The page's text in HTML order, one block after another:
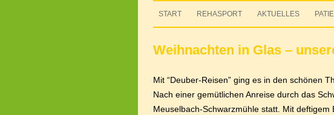
START REHASPORT AKTUELLES
Weihnachten in Glas –
Mit “Deuber-Reisen” ging es in den schönen
Nach einer gemütlichen Anreise durch das
Meuselbach-Schwarzmühle statt. Mit